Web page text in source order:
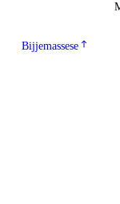
jïh meatanårrojevoete
evtiedimmie
Bijjemassese